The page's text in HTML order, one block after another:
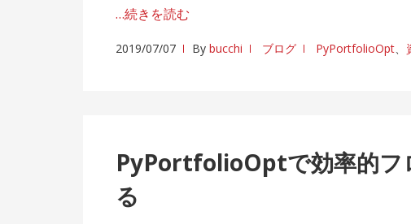
…続きを読む
2019/07/07 By bucchi ブログ PyPortfolioOpt、
PyPortfolioOptで効率的フ
る